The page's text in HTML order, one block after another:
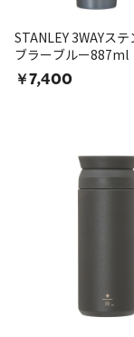
STANLEY 3WAYス
ブラーブルー887ml
￥7,400